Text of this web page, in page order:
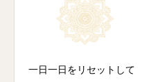
一日一日をリセットして